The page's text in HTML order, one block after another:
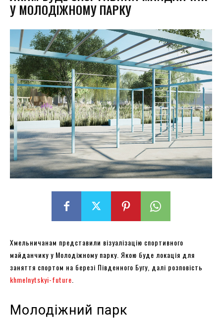
У МОЛОДІЖНОМУ ПАРКУ
Хмельничанам представили візуалізацію спортивного
майданчику у Молодіжному парку. Якою буде локація для
заняття спортом на березі Південного Бугу, далі розповість
khmelnytskyi-future
Молодіжний парк